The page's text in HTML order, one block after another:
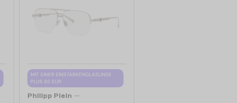
MIT EINER EINSTÄRKENGLASLINSE
PLUS 65 EUR
Philipp Plein —